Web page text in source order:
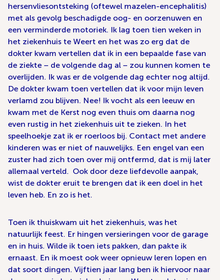
hersenvliesontsteking (oftewel mazelen-encephalitis)
met als gevolg beschadigde oog- en oorzenuwen en
een verminderde motoriek. Ik lag toen tien weken in
het ziekenhuis te Weert en het was zo erg dat de
dokter kwam vertellen dat ik in een bepaalde fase van
de ziekte – de volgende dag al – zou kunnen komen te
overlijden. Ik was er de volgende dag echter nog altijd.
De dokter kwam toen vertellen dat ik voor mijn leven
verlamd zou blijven. Nee! Ik vocht als een leeuw en
kwam met de Kerst nog even thuis om daarna nog
even rustig in het ziekenhuis uit te zieken. In het
speelhoekje zat ik er roerloos bij. Contact met andere
kinderen was er niet of nauwelijks. Een engel van een
zuster had zich toen over mij ontfermd, dat is mij later
allemaal verteld. Ook door deze liefdevolle aanpak,
wist de dokter eruit te brengen dat ik een doel in het
leven heb. En zo is het.
Toen ik thuiskwam uit het ziekenhuis, was het
natuurlijk feest. Er hingen versieringen voor de garage
en in huis. Wilde ik toen iets pakken, dan pakte ik
ernaast. En ik moest ook weer opnieuw leren lopen en
dat soort dingen. Vijftien jaar lang ben ik hiervoor naar